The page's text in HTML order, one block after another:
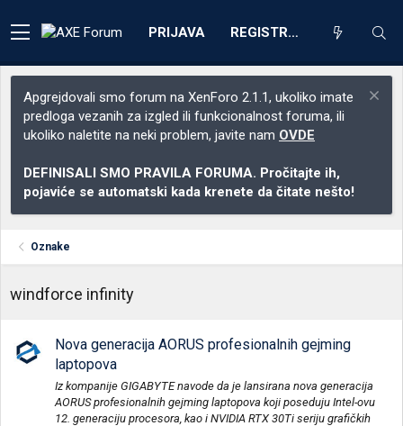
PRIJAVA REGISTRACIJA
Apgrejdovali smo forum na XenForo 2.1.1, ukoliko imate
predloga vezanih za izgled ili funkcionalnost foruma, ili
ukoliko naletite na neki problem, javite nam OVDE
DEFINISALI SMO PRAVILA FORUMA. Pročitajte ih,
pojaviće se automatski kada krenete da čitate nešto!
Oznake
windforce infinity
Nova generacija AORUS profesionalnih gejming
laptopova
Iz kompanije GIGABYTE navode da je lansirana nova generacija
AORUS profesionalnih gejming laptopova koji poseduju Intel-ovu
12. generaciju procesora, kao i NVIDIA RTX 30Ti seriju grafičkih